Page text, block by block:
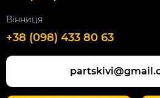
Вінниця
+38 (098) 433 80 63